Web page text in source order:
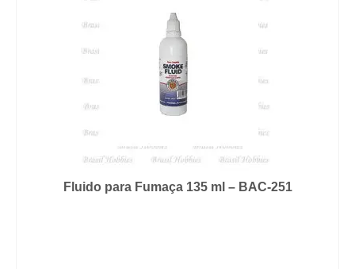
Fluido para Fumaça 135 ml – BAC-251